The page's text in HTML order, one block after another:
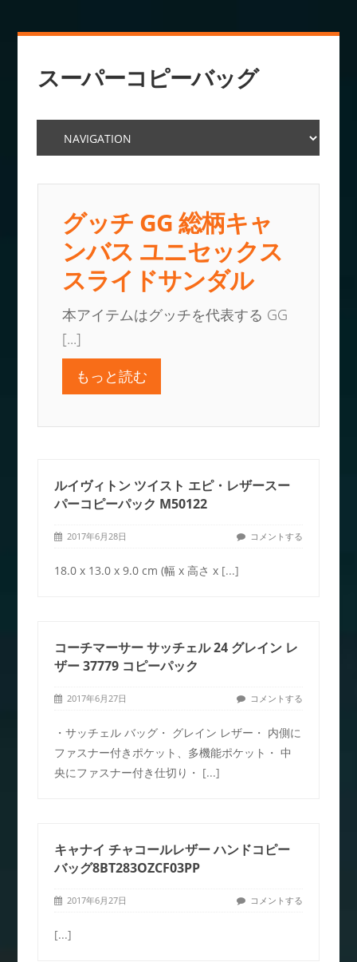
スーパーコピーバッグ
グッチ GG 総柄キャ
ンバス ユニセックス
スライドサンダル
本アイテムはグッチを代表する GG
[...]
もっと読む
ルイヴィトン ツイスト エピ・レザースー
パーコピーパック M50122
2017年6月28日 コメントする
18.0 x 13.0 x 9.0 cm (幅 x 高さ x [...]
コーチマーサー サッチェル 24 グレイン レ
ザー 37779 コピーパック
2017年6月27日 コメントする
・サッチェル バッグ・ グレイン レザー・ 内側に
ファスナー付きポケット、多機能ポケット・ 中
央にファスナー付き仕切り・ [...]
キャナイ チャコールレザー ハンドコピー
バッグ8BT283OZCF03PP
2017年6月27日 コメントする
[...]